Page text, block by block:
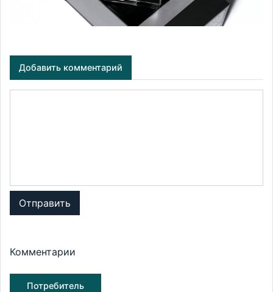
Добавить комментарий
Отправить
Комментарии
Потребитель